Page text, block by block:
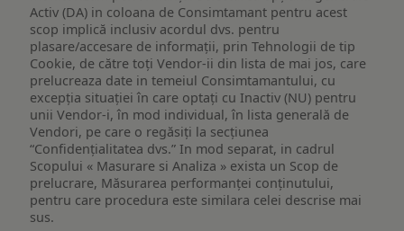
Activ (DA) in coloana de Consimtamant pentru acest
scop implică inclusiv acordul dvs. pentru
plasare/accesare de informații, prin Tehnologii de tip
Cookie, de către toți Vendor-ii din lista de mai jos, care
prelucreaza date in temeiul Consimtamantului, cu
excepția situației în care optați cu Inactiv (NU) pentru
unii Vendor-i, în mod individual, în lista generală de
Vendori, pe care o regăsiți la secțiunea
“Confidențialitatea dvs.” In mod separat, in cadrul
Scopului « Masurare si Analiza » exista un Scop de
prelucrare, Măsurarea performanței conținutului,
pentru care procedura este similara celei descrise mai
sus.